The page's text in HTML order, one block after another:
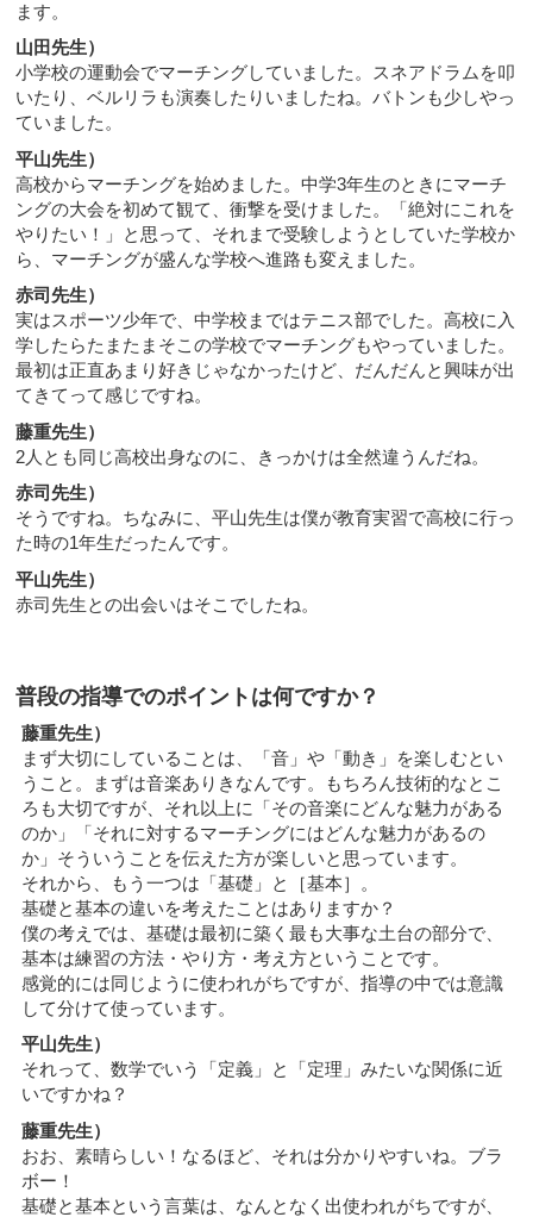
ます。
山田先生）
小学校の運動会でマーチングしていました。スネアドラムを叩
いたり、ベルリラも演奏したりいましたね。バトンも少しやっ
ていました。
平山先生）
高校からマーチングを始めました。中学3年生のときにマーチ
ングの大会を初めて観て、衝撃を受けました。「絶対にこれを
やりたい！」と思って、それまで受験しようとしていた学校か
ら、マーチングが盛んな学校へ進路も変えました。
赤司先生）
実はスポーツ少年で、中学校まではテニス部でした。高校に入
学したらたまたまそこの学校でマーチングもやっていました。
最初は正直あまり好きじゃなかったけど、だんだんと興味が出
てきてって感じですね。
藤重先生）
2人とも同じ高校出身なのに、きっかけは全然違うんだね。
赤司先生）
そうですね。ちなみに、平山先生は僕が教育実習で高校に行っ
た時の1年生だったんです。
平山先生）
赤司先生との出会いはそこでしたね。
普段の指導でのポイントは何ですか？
藤重先生）
まず大切にしていることは、「音」や「動き」を楽しむとい
うこと。まずは音楽ありきなんです。もちろん技術的なとこ
ろも大切ですが、それ以上に「その音楽にどんな魅力がある
のか」「それに対するマーチングにはどんな魅力があるの
か」そういうことを伝えた方が楽しいと思っています。
それから、もう一つは「基礎」と［基本］。
基礎と基本の違いを考えたことはありますか？
僕の考えでは、基礎は最初に築く最も大事な土台の部分で、
基本は練習の方法・やり方・考え方ということです。
感覚的には同じように使われがちですが、指導の中では意識
して分けて使っています。
平山先生）
それって、数学でいう「定義」と「定理」みたいな関係に近
いですかね？
藤重先生）
おお、素晴らしい！なるほど、それは分かりやすいね。ブラ
ボー！
基礎と基本という言葉は、なんとなく出使われがちですが、